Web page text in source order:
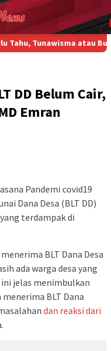
atau Bukan? Di
DD Belum Cair,
Emran
Pandemi covid19
Dana Desa (BLT DD)
terdampak di
BLT Dana Desa
ada warga desa yang
ini jelas menimbulkan
BLT Dana
dan reaksi dari